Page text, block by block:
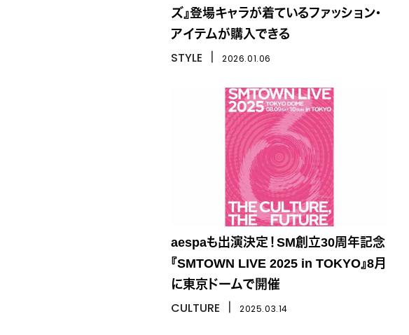
ズ』登場キャラが着ているファッション・
アイテムが購入できる
STYLE 2026.01.06
aespaも出演決定！SM創立30周年記念
『SMTOWN LIVE 2025 in TOKYO』8月
に東京ドームで開催
CULTURE 2025.03.14